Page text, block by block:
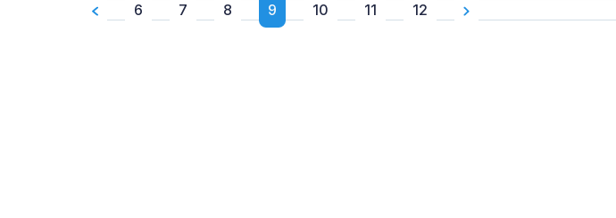
6 7 8 9 10 11 12